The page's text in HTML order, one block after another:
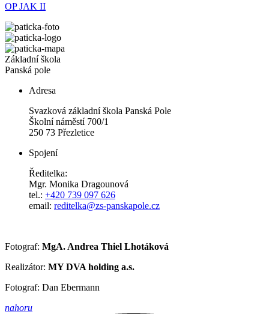
OP JAK II
Základní škola
Panská pole
Adresa
Svazková základní škola Panská Pole
Školní náměstí 700/1
250 73 Přezletice
Spojení
Ředitelka:
Mgr. Monika Dragounová
tel.: +420 739 097 626
email: reditelka@zs-panskapole.cz
Fotograf: MgA. Andrea Thiel Lhotáková
Realizátor: MY DVA holding a.s.
Fotograf: Dan Ebermann
nahoru